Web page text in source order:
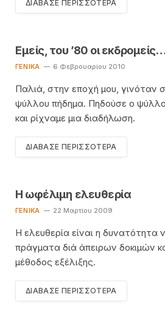
ΔΙΆΒΑΣΕ ΠΕΡΙΣΣΌΤΕΡΑ
Εμείς, του ’80 οι
ΓΕΝΙΚΆ 6 Φεβρουαρίου 2010
Παλιά, στην εποχή μου, γινόταν
ψύλλου πήδημα. Πηδούσε ο
και ρίχναμε μια διαδήλωση.
ΔΙΆΒΑΣΕ ΠΕΡΙΣΣΌΤΕΡΑ
Η ωφέλιμη ελευθερία
ΓΕΝΙΚΆ 22 Μαρτίου 2009
Η ελευθερία είναι η δυνατότητα
πράγματα διά άπειρων δοκιμών
μέθοδος εξέλιξης.
ΔΙΆΒΑΣΕ ΠΕΡΙΣΣΌΤΕΡΑ